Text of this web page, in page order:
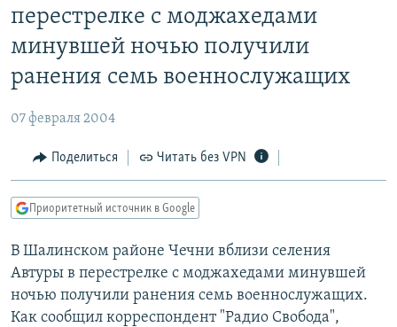
основному
содержанию
Вернутся
главной
навигации
Вернутся
поиску
ЦИТАТЫ СВОБОДЫ
МНЕНИЯ
IDEL.РЕАЛИИ
КАВКАЗ.РЕАЛИИ
СЕВЕР.РЕАЛИИ
РАСПИСАНИЕ ВЕЩАНИЯ
ПОДПИШИТЕСЬ НА РАССЫЛКУ
перестрелке с моджахедами
минувшей ночью получили
ранения семь военнослужащих
07 февраля 2004
Поделиться Читать без VPN
Приоритетный источник в Google
В Шалинском районе Чечни вблизи селения
Автуры в перестрелке с моджахедами минувшей
ночью получили ранения семь военнослужащих.
Как сообщил корреспондент "Радио Свобода",